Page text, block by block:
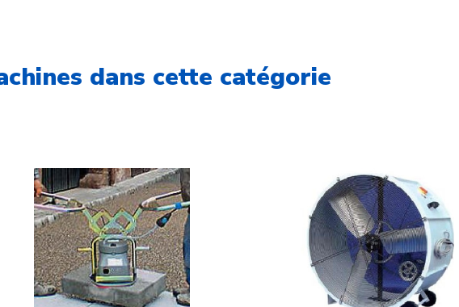
dans cette catégorie